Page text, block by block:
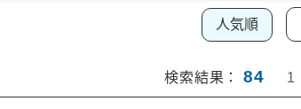
人気順
検索結果： 84 1